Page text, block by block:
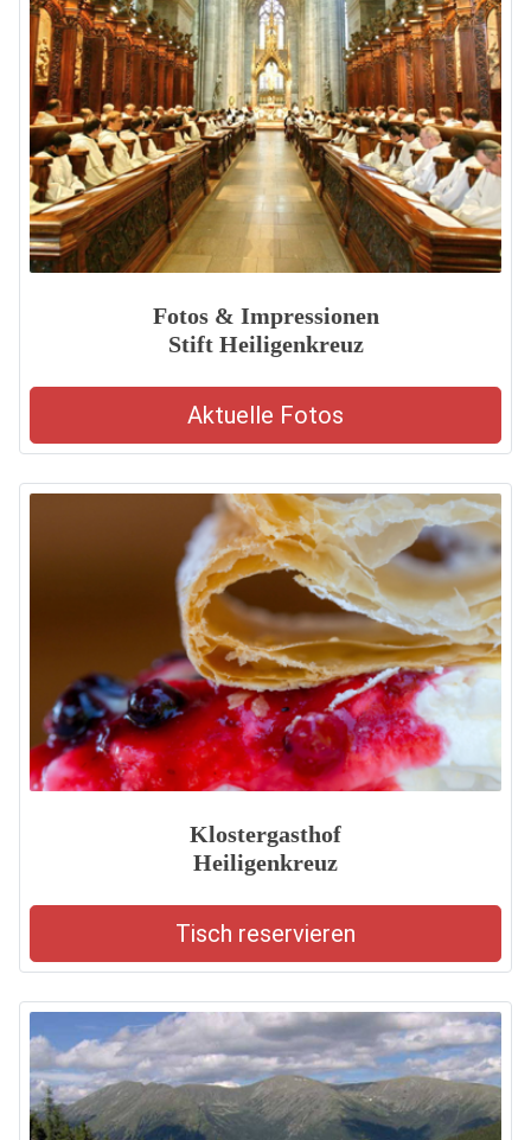
Fotos & Impressionen
Stift Heiligenkreuz
Aktuelle Fotos
Klostergasthof
Heiligenkreuz
Tisch reservieren